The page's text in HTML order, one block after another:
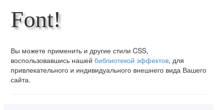
Font!
Вы можете применить и другие стили CSS,
воспользовавшись нашей библиотекой эффектов, для
привлекательного и индивидуального внешнего вида Вашего
сайта.